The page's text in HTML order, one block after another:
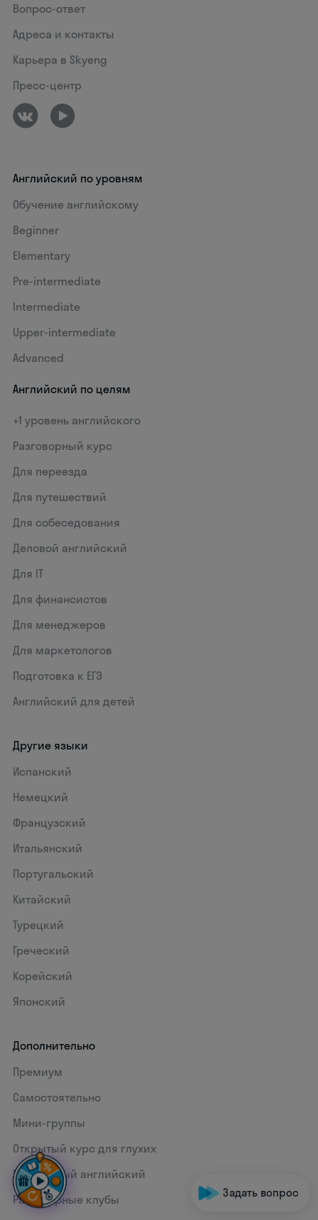
Вопрос-ответ
Адреса и контакты
Карьера в Skyeng
Пресс-центр
Английский по уровням
Обучение английскому
Beginner
Elementary
Pre-intermediate
Intermediate
Upper-intermediate
Advanced
Английский по целям
+1 уровень английского
Разговорный курс
Для переезда
Для путешествий
Для собеседования
Деловой английский
Для IT
Для финансистов
Для менеджеров
Для маркетологов
Подготовка к ЕГЭ
Английский для детей
Другие языки
Испанский
Немецкий
Французский
Итальянский
Португальский
Китайский
Турецкий
Греческий
Корейский
Японский
Дополнительно
Премиум
Самостоятельно
Мини-группы
Открытый курс для глухих
Бесплатный английский
Разговорные клубы
Задать вопрос